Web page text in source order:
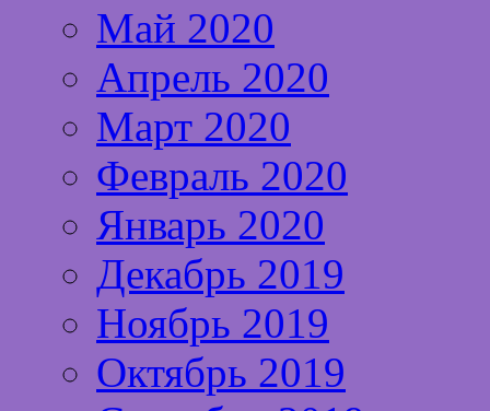
Май 2020
Апрель 2020
Март 2020
Февраль 2020
Январь 2020
Декабрь 2019
Ноябрь 2019
Октябрь 2019